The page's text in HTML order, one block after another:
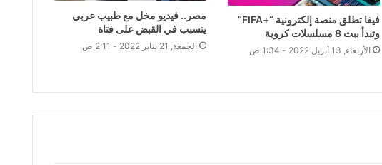
فيفا تطلق منصة إلكترونية “+FIFA”
وتبدأ ببث 8 مسلسلات كروية
الأربعاء, 13 أبريل 2022 - 1:34 ص
مصر.. فيديو مخل مع طبيب عربي
يتسبب في القبض على فتاة
الجمعة, 21 يناير 2022 - 2:11 ص